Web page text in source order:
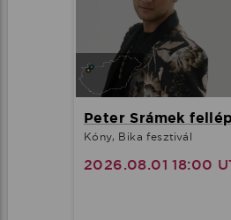
Peter Srámek
Kóny, Bika fesztivál
2026.08.01 18:00